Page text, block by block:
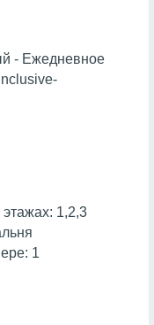
- Ежедневное
1,2,3
1